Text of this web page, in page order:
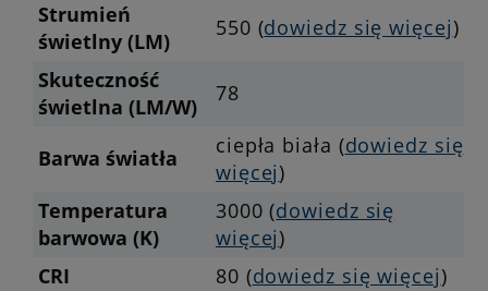
Strumień
świetlny (LM)
550 (dowiedz się więcej)
Skuteczność
świetlna (LM/W)
78
Barwa światła ciepła biała (dowiedz się
więcej)
Temperatura
barwowa (K)
3000 (dowiedz się
więcej)
CRI
80 (dowiedz się więcej)